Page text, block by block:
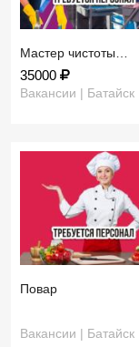
Мастер чистоты…
35000
Вакансии | Батайск
Повар
Вакансии | Батайск